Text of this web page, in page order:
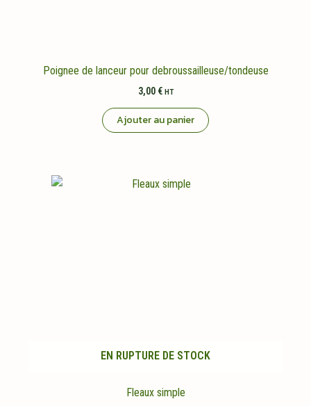
Poignee de lanceur pour debroussailleuse/tondeuse
3,00 € HT
Ajouter au panier
EN RUPTURE DE STOCK
Fleaux simple